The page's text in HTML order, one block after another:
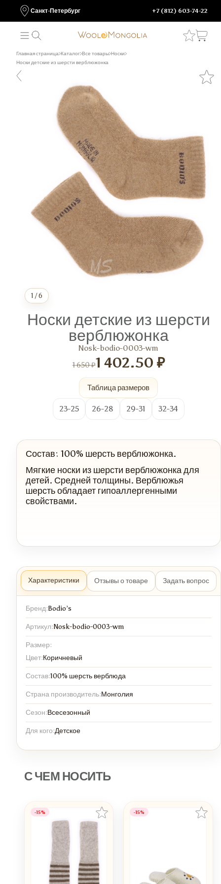
Санкт-Петербург +7 (812) 603-74-22
Главная страница Каталог Все товары Носки
Носки детские из шерсти верблюжонка
1 /6
Носки детские из шерсти
верблюжонка
Nosk-bodio-0003-wm
1 650 ₽1 402.50 ₽
Таблица размеров
23-25 26-28 29-31 32-34
Состав: 100% шерсть верблюжонка.
Мягкие носки из шерсти верблюжонка для
детей. Средней толщины. Верблюжья
шерсть обладает гипоаллергенными
свойствами.
Характеристики Отзывы о товаре Задать вопрос
Бренд:Bodio’s
Артикул:Nosk-bodio-0003-wm
Размер:
Цвет:Коричневый
Состав:100% шерсть верблюда
Страна производитель:Монголия
Сезон:Всесезонный
Для кого:Детское
С ЧЕМ НОСИТЬ
-15% -15%